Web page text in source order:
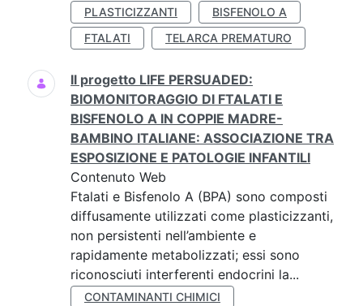
PLASTICIZZANTI
BISFENOLO A
FTALATI
TELARCA PREMATURO
Il progetto LIFE PERSUADED:
BIOMONITORAGGIO DI FTALATI E
BISFENOLO A IN COPPIE MADRE-
BAMBINO ITALIANE: ASSOCIAZIONE TRA
ESPOSIZIONE E PATOLOGIE INFANTILI
Contenuto Web
Ftalati e Bisfenolo A (BPA) sono composti
diffusamente utilizzati come plasticizzanti,
non persistenti nell’ambiente e
rapidamente metabolizzati; essi sono
riconosciuti interferenti endocrini la...
CONTAMINANTI CHIMICI